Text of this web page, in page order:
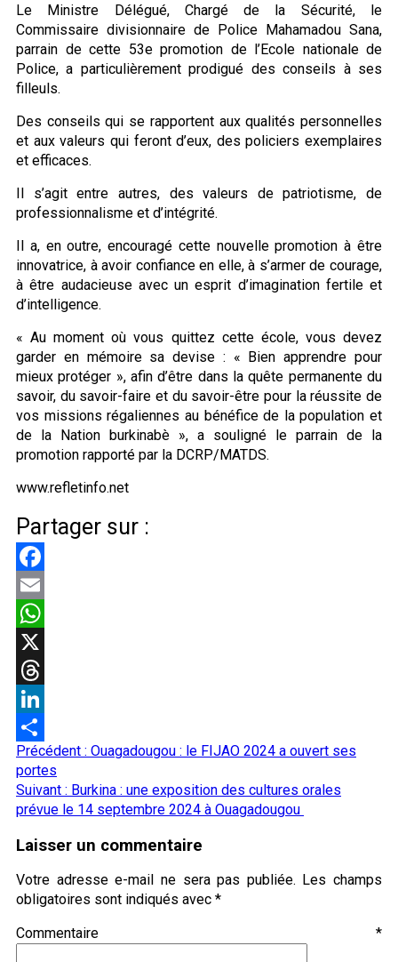
Le Ministre Délégué, Chargé de la Sécurité, le
Commissaire divisionnaire de Police Mahamadou Sana,
parrain de cette 53e promotion de l’Ecole nationale de
Police, a particulièrement prodigué des conseils à ses
filleuls.
Des conseils qui se rapportent aux qualités personnelles
et aux valeurs qui feront d’eux, des policiers exemplaires
et efficaces.
Il s’agit entre autres, des valeurs de patriotisme, de
professionnalisme et d’intégrité.
Il a, en outre, encouragé cette nouvelle promotion à être
innovatrice, à avoir confiance en elle, à s’armer de courage,
à être audacieuse avec un esprit d’imagination fertile et
d’intelligence.
« Au moment où vous quittez cette école, vous devez
garder en mémoire sa devise : « Bien apprendre pour
mieux protéger », afin d’être dans la quête permanente du
savoir, du savoir-faire et du savoir-être pour la réussite de
vos missions régaliennes au bénéfice de la population et
de la Nation burkinabè », a souligné le parrain de la
promotion rapporté par la DCRP/MATDS.
www.refletinfo.net
Partager sur :
Facebook
Email
WhatsApp
X
Threads
LinkedIn
Partager
Navigation
d’article
Précédent : Ouagadougou : le FIJAO 2024 a ouvert ses
portes
Suivant : Burkina : une exposition des cultures orales
prévue le 14 septembre 2024 à Ouagadougou
Laisser un commentaire
Votre adresse e-mail ne sera pas publiée. Les champs
obligatoires sont indiqués avec *
Commentaire *